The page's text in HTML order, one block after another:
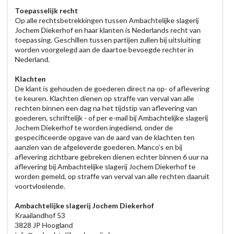
Toepasselijk recht
Op alle rechtsbetrekkingen tussen Ambachtelijke slagerij
Jochem Diekerhof en haar klanten is Nederlands recht van
toepassing. Geschillen tussen partijen zullen bij uitsluiting
worden voorgelegd aan de daartoe bevoegde rechter in
Nederland.
Klachten
De klant is gehouden de goederen direct na op- of aflevering
te keuren. Klachten dienen op straffe van verval van alle
rechten binnen een dag na het tijdstip van aflevering van
goederen, schriftelijk - of per e-mail bij Ambachtelijke slagerij
Jochem Diekerhof te worden ingediend, onder de
gespecificeerde opgave van de aard van de klachten ten
aanzien van de afgeleverde goederen. Manco’s en bij
aflevering zichtbare gebreken dienen echter binnen 6 uur na
aflevering bij Ambachtelijke slagerij Jochem Diekerhof te
worden gemeld, op straffe van verval van alle rechten daaruit
voortvloeiende.
Ambachtelijke slagerij Jochem Diekerhof
Kraailandhof 53
3828 JP Hoogland